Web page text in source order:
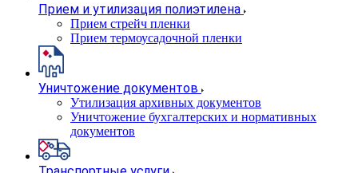
Прием и утилизация полиэтилена
Прием стрейч пленки
Прием термоусадочной пленки
Уничтожение документов
Утилизация архивных документов
Уничтожение бухгалтерских и нормативных
документов